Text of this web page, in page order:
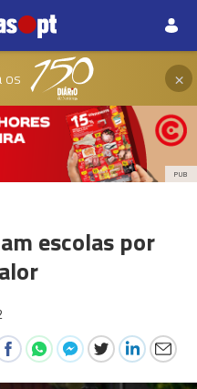
os ×
PUB
escolas por